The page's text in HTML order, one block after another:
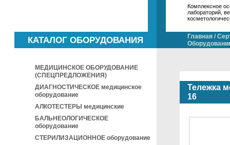
Комплексное
лабораторий,
КАТАЛОГ ОБОРУДОВАНИЯ
МЕДИЦИНСКОЕ ОБОРУДОВАНИЕ
(СПЕЦПРЕДЛОЖЕНИЯ)
ДИАГНОСТИЧЕСКОЕ медицинское
оборудование
АЛКОТЕСТЕРЫ медицинские
БАЛЬНЕОЛОГИЧЕСКОЕ
оборудование
СТЕРИЛИЗАЦИОННОЕ оборудование
Главная /
Тележка
16